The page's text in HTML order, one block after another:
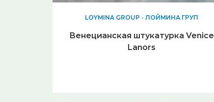
LOYMINA GROUP - ЛОЙМИНА ГРУП
Венецианская штукатурка Venice
Lanors